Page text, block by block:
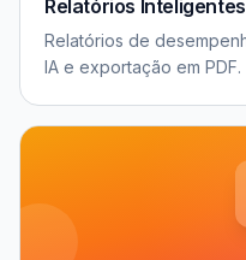
Relatórios Inteligentes
Relatórios de
IA e exportação em PDF.